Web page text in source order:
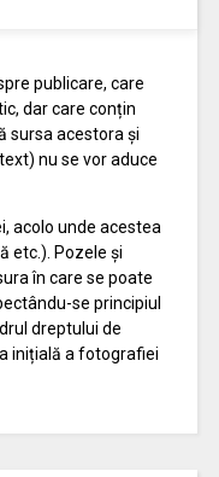
publicare, care
dar care conțin
sursa acestora și
nu se vor aduce
acolo unde acestea
etc.). Pozele și
în care se poate
se principiul
dreptului de
inițială a fotografiei